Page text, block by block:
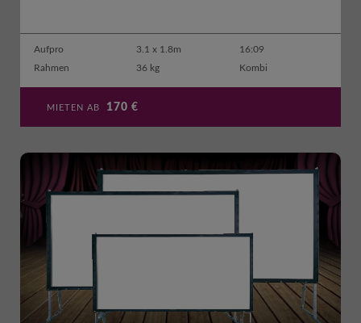
Aufpro 3.1 x 1.8m
16:09
Rahmen
36 kg Kombi
MIETEN AB 170 €